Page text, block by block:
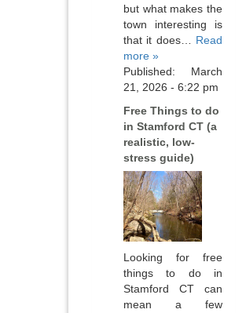
but what makes the
town interesting is
that it does… Read
more »
Published: March
21, 2026 - 6:22 pm
Free Things to do
in Stamford CT (a
realistic, low-
stress guide)
Looking for free
things to do in
Stamford CT can
mean a few